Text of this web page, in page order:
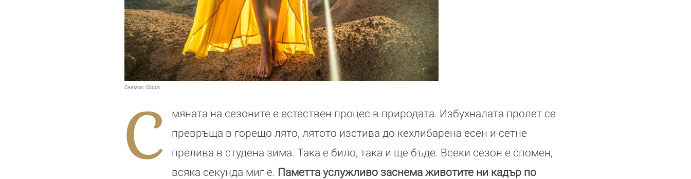
Снимка: iStock
С
мяната на сезоните е естествен процес в природата. Избухналата пролет се
превръща в горещо лято, лятото изстива до кехлибарена есен и сетне
прелива в студена зима. Така е било, така и ще бъде. Всеки сезон е спомен,
всяка секунда миг е. Паметта услужливо заснема животите ни кадър по